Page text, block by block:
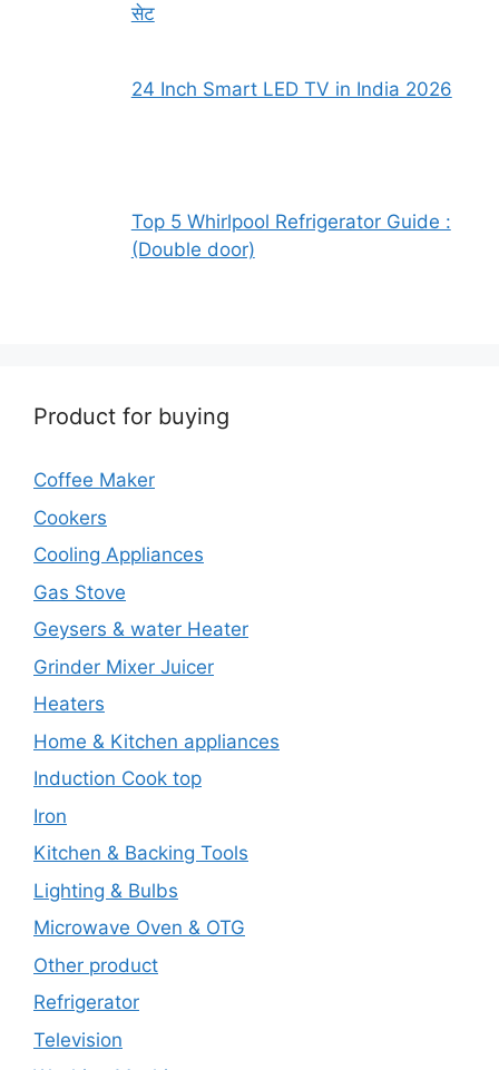
सेट
24 Inch Smart LED TV in India 2026
Top 5 Whirlpool Refrigerator Guide :
(Double door)
Product for buying
Coffee Maker
Cookers
Cooling Appliances
Gas Stove
Geysers & water Heater
Grinder Mixer Juicer
Heaters
Home & Kitchen appliances
Induction Cook top
Iron
Kitchen & Backing Tools
Lighting & Bulbs
Microwave Oven & OTG
Other product
Refrigerator
Television